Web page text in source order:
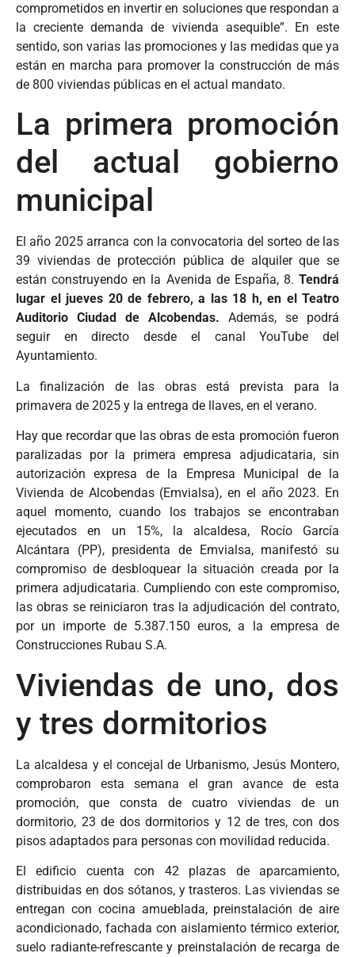
comprometidos en invertir en soluciones que respondan a
la creciente demanda de vivienda asequible”. En este
sentido, son varias las promociones y las medidas que ya
están en marcha para promover la construcción de más
de 800 viviendas públicas en el actual mandato.
La primera promoción
del actual gobierno
municipal
El año 2025 arranca con la convocatoria del sorteo de las
39 viviendas de protección pública de alquiler que se
están construyendo en la Avenida de España, 8. Tendrá
lugar el jueves 20 de febrero, a las 18 h, en el Teatro
Auditorio Ciudad de Alcobendas. Además, se podrá
seguir en directo desde el canal YouTube del
Ayuntamiento.
La finalización de las obras está prevista para la
primavera de 2025 y la entrega de llaves, en el verano.
Hay que recordar que las obras de esta promoción fueron
paralizadas por la primera empresa adjudicataria, sin
autorización expresa de la Empresa Municipal de la
Vivienda de Alcobendas (Emvialsa), en el año 2023. En
aquel momento, cuando los trabajos se encontraban
ejecutados en un 15%, la alcaldesa, Rocío García
Alcántara (PP), presidenta de Emvialsa, manifestó su
compromiso de desbloquear la situación creada por la
primera adjudicataria. Cumpliendo con este compromiso,
las obras se reiniciaron tras la adjudicación del contrato,
por un importe de 5.387.150 euros, a la empresa de
Construcciones Rubau S.A.
Viviendas de uno, dos
y tres dormitorios
La alcaldesa y el concejal de Urbanismo, Jesús Montero,
comprobaron esta semana el gran avance de esta
promoción, que consta de cuatro viviendas de un
dormitorio, 23 de dos dormitorios y 12 de tres, con dos
pisos adaptados para personas con movilidad reducida.
El edificio cuenta con 42 plazas de aparcamiento,
distribuidas en dos sótanos, y trasteros. Las viviendas se
entregan con cocina amueblada, preinstalación de aire
acondicionado, fachada con aislamiento térmico exterior,
suelo radiante-refrescante y preinstalación de recarga de